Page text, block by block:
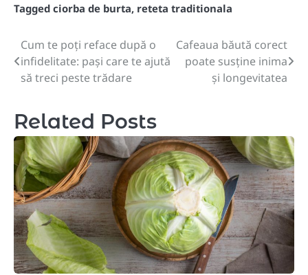
Tagged ciorba de burta, reteta traditionala
Post
navigation
Cum te poți reface după o
infidelitate: pași care te ajută
să treci peste trădare
Cafeaua băută corect
poate susține inima
și longevitatea
Related Posts